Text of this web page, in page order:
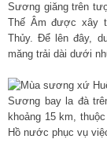
Sương giăng trên
Thế Âm được xây
Thủy. Để lên đây,
măng trải dài dưới
Sương bay la đà
khoảng 15 km,
Hồ nước phục vụ